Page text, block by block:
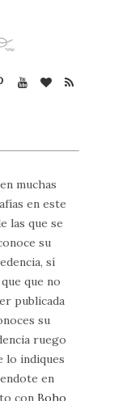
muchas
en este
las que se
su
sí
que no
publicada
su
ruego
lo indiques
en
con Boho